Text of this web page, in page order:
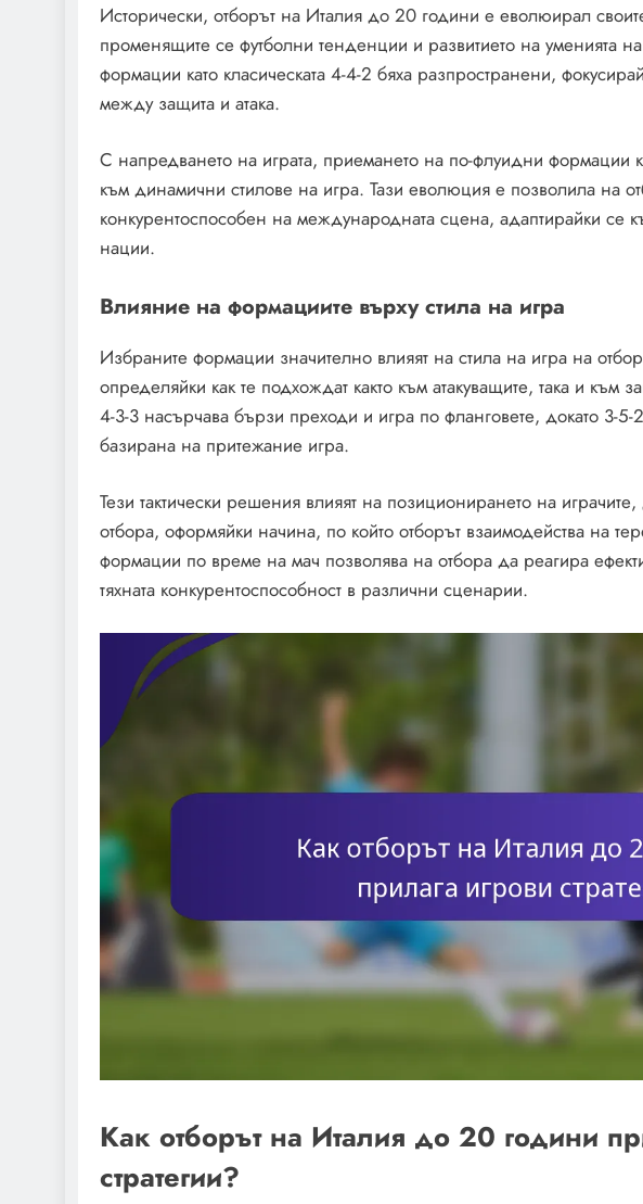
Исторически, отборът на Италия до 20 години е еволюирал
променящите се футболни тенденции и развитието на уменията
формации като класическата 4-4-2 бяха разпространени,
между защита и атака.
С напредването на играта, приемането на по-флуидни формации
към динамични стилове на игра. Тази еволюция е позволила на
конкурентоспособен на международната сцена, адаптирайки се
нации.
Влияние на формациите върху стила на игра
Избраните формации значително влияят на стила на игра на
определяйки как те подхождат както към атакуващите, така и
4-3-3 насърчава бързи преходи и игра по фланговете, докато 3-
базирана на притежание игра.
Тези тактически решения влияят на позиционирането на
отбора, оформяйки начина, по който отборът взаимодейства на
формации по време на мач позволява на отбора да реагира
тяхната конкурентоспособност в различни сценарии.
Как отборът на Италия до 20 години
стратегии?